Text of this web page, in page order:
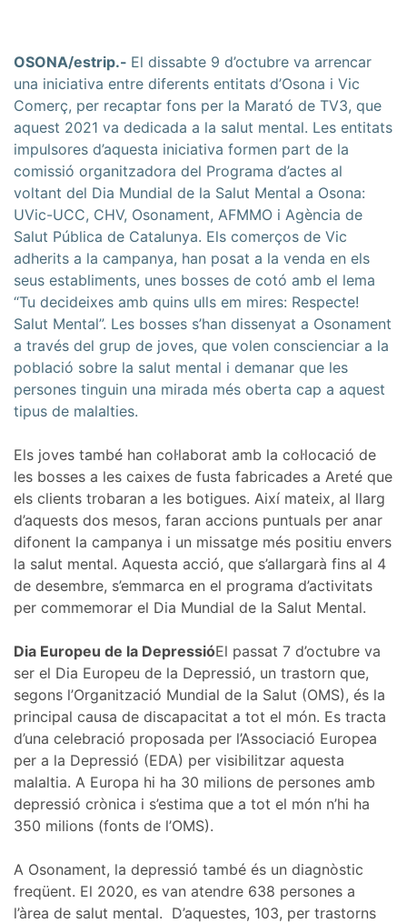
OSONA/estrip.- El dissabte 9 d’octubre va arrencar
una iniciativa entre diferents entitats d’Osona i Vic
Comerç, per recaptar fons per la Marató de TV3, que
aquest 2021 va dedicada a la salut mental. Les entitats
impulsores d’aquesta iniciativa formen part de la
comissió organitzadora del Programa d’actes al
voltant del Dia Mundial de la Salut Mental a Osona:
UVic-UCC, CHV, Osonament, AFMMO i Agència de
Salut Pública de Catalunya. Els comerços de Vic
adherits a la campanya, han posat a la venda en els
seus establiments, unes bosses de cotó amb el lema
“Tu decideixes amb quins ulls em mires: Respecte!
Salut Mental”. Les bosses s’han dissenyat a Osonament
a través del grup de joves, que volen conscienciar a la
població sobre la salut mental i demanar que les
persones tinguin una mirada més oberta cap a aquest
tipus de malalties.
Els joves també han col·laborat amb la col·locació de
les bosses a les caixes de fusta fabricades a Areté que
els clients trobaran a les botigues. Així mateix, al llarg
d’aquests dos mesos, faran accions puntuals per anar
difonent la campanya i un missatge més positiu envers
la salut mental. Aquesta acció, que s’allargarà fins al 4
de desembre, s’emmarca en el programa d’activitats
per commemorar el Dia Mundial de la Salut Mental.
Dia Europeu de la DepressióEl passat 7 d’octubre va
ser el Dia Europeu de la Depressió, un trastorn que,
segons l’Organització Mundial de la Salut (OMS), és la
principal causa de discapacitat a tot el món. Es tracta
d’una celebració proposada per l’Associació Europea
per a la Depressió (EDA) per visibilitzar aquesta
malaltia. A Europa hi ha 30 milions de persones amb
depressió crònica i s’estima que a tot el món n’hi ha
350 milions (fonts de l’OMS).
A Osonament, la depressió també és un diagnòstic
freqüent. El 2020, es van atendre 638 persones a
l’àrea de salut mental. D’aquestes, 103, per trastorns